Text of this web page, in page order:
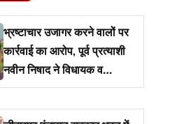
भ्रष्टाचार उजागर करने वालों पर
कार्रवाई का आरोप, पूर्व प्रत्याशी
नवीन निषाद ने विधायक व
प्रशासन से मांगा जवाब